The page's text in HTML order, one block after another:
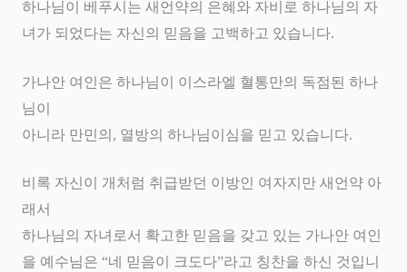
하나님이 베푸시는 새언약의 은혜와 자비로 하나님의 자
녀가 되었다는 자신의 믿음을 고백하고 있습니다.
가나안 여인은 하나님이 이스라엘 혈통만의 독점된 하나
님이
아니라 만민의 , 열방의 하나님이심을 믿고 있습니다.
비록 자신이 개처럼 취급받던 이방인 여자지만 새언약 아
래서
하나님의 자녀로서 확고한 믿음을 갖고 있는 가나안 여인
을 예수님은 “네 믿음이 크도다”라고 칭찬을 하신 것입니